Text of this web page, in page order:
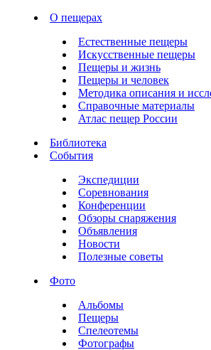
О пещерах
Естественные пещеры
Искусственные пещеры
Пещеры и жизнь
Пещеры и человек
Методика описания и
Справочные материалы
Атлас пещер России
Библиотека
События
Экспедиции
Соревнования
Конференции
Обзоры снаряжения
Объявления
Новости
Полезные советы
Фото
Альбомы
Пещеры
Спелеотемы
Фотографы